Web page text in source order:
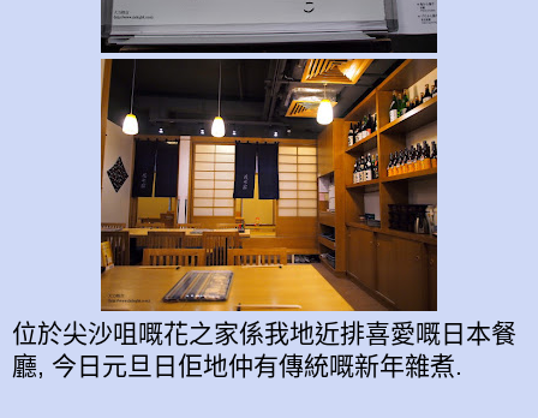
位於尖沙咀嘅花之家係我地近排喜愛嘅日本餐
廳, 今日元旦日佢地仲有傳統嘅新年雜煮.